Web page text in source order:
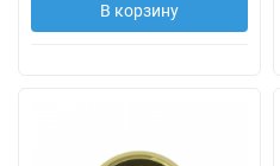
В корзину